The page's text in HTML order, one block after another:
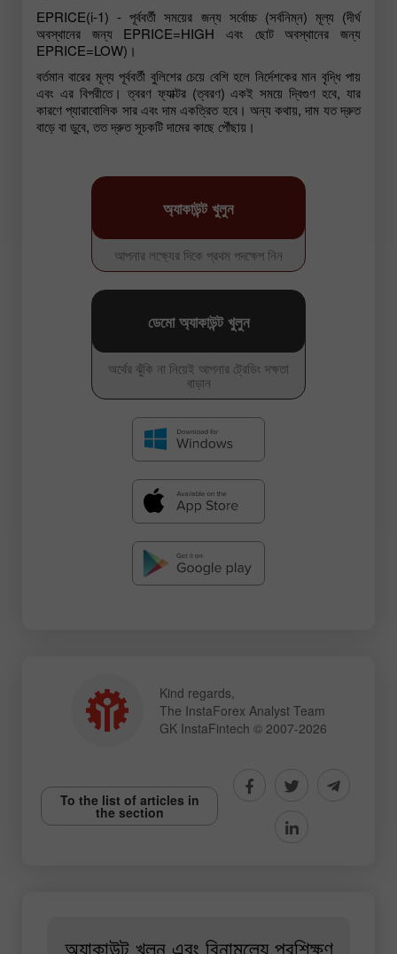
EPRICE(i-1) - পূর্ববর্তী সময়ের জন্য সর্বোচ্চ (সর্বনিম্ন) মূল্য (দীর্ঘ
অবস্থানের জন্য EPRICE=HIGH এবং ছোট অবস্থানের জন্য
EPRICE=LOW)।
বর্তমান বারের মূল্য পূর্ববর্তী বুলিশের চেয়ে বেশি হলে নির্দেশকের মান বৃদ্ধি পায়
এবং এর বিপরীতে। ত্বরণ ফ্যাক্টর (ত্বরণ) একই সময়ে দ্বিগুণ হবে, যার
কারণে প্যারাবোলিক সার এবং দাম একত্রিত হবে। অন্য কথায়, দাম যত দ্রুত
বাড়ে বা ডুবে, তত দ্রুত সূচকটি দামের কাছে পৌঁছায়।
আপনার লক্ষ্যের দিকে প্রথম পদক্ষেপ নিন
অ্যাকাউন্ট খুলুন
অর্থের ঝুঁকি না নিয়েই আপনার ট্রেডিং দক্ষতা
বাড়ান
ডেমো অ্যাকাউন্ট খুলুন
Kind regards,
The InstaForex Analyst Team
GK InstaFintech © 2007-2026
To the list of articles in
the section
অ্যাকাউন্ট খুলুন এবং বিনামূল্যে প্রশিক্ষণ